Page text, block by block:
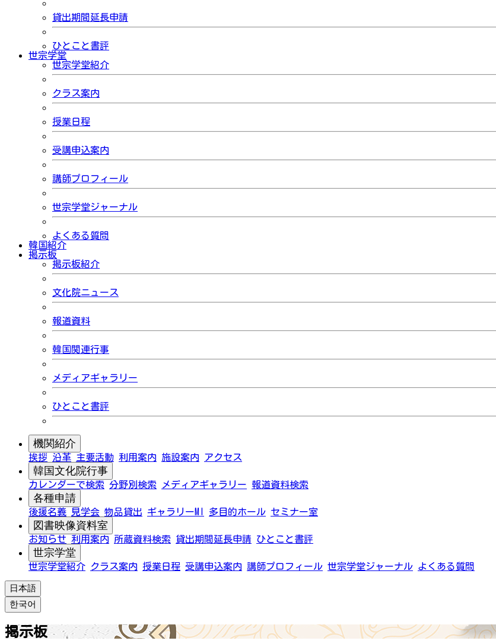
貸出期間延長申請
ひとこと書評
世宗学堂
世宗学堂紹介
クラス案内
授業日程
受講申込案内
講師プロフィール
世宗学堂ジャーナル
よくある質問
韓国紹介
掲示板
掲示板紹介
文化院ニュース
報道資料
韓国関連行事
メディアギャラリー
ひとこと書評
機関紹介
挨拶 沿革 主要活動 利用案内 施設案内 アクセス
韓国文化院行事
カレンダーで検索 分野別検索 メディアギャラリー 報道資料検索
各種申請
後援名義 見学会 物品貸出 ギャラリーMI 多目的ホール セミナー室
図書映像資料室
お知らせ 利用案内 所蔵資料検索 貸出期間延長申請 ひとこと書評
世宗学堂
世宗学堂紹介 クラス案内 授業日程 受講申込案内 講師プロフィール 世宗学堂ジャーナル よくある質問
日本語
한국어
掲示板